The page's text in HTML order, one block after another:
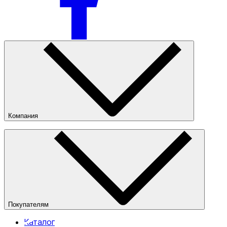
Компания
О компании
Наши магазины
Публичная оферта
Покупателям
Каталог